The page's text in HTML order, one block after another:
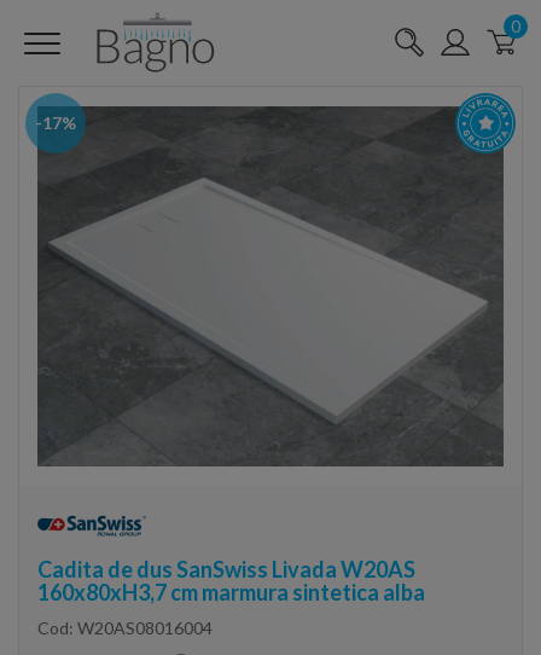
0
-17%
Cadita de dus SanSwiss Livada W20AS
160x80xH3,7 cm marmura sintetica alba
Cod: W20AS08016004